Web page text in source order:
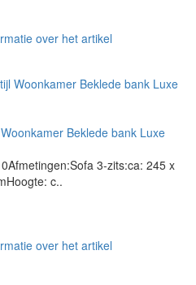
over het artikel
Beklede bank Luxe
3-zits:ca: 245 x
c..
over het artikel